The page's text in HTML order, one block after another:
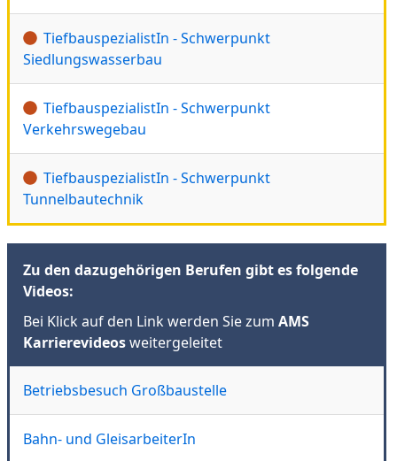
TiefbauspezialistIn - Schwerpunkt
Siedlungswasserbau
TiefbauspezialistIn - Schwerpunkt
Verkehrswegebau
TiefbauspezialistIn - Schwerpunkt
Tunnelbautechnik
Zu den dazugehörigen Berufen gibt es folgende
Videos:
Bei Klick auf den Link werden Sie zum AMS
Karrierevideosweitergeleitet
Betriebsbesuch Großbaustelle
Bahn- und GleisarbeiterIn